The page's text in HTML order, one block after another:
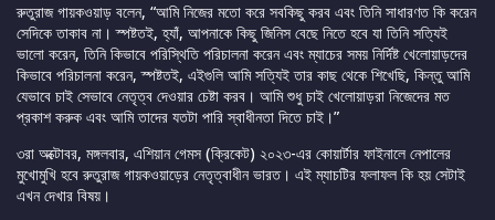
রুতুরাজ গায়কওয়াড় বলেন, “আমি নিজের মতো করে সবকিছু করব এবং তিনি সাধারণত কি করেন
সেদিকে তাকাব না। স্পষ্টতই, হ্যাঁ, আপনাকে কিছু জিনিস বেছে নিতে হবে যা তিনি সত্যিই
ভালো করেন, তিনি কিভাবে পরিস্থিতি পরিচালনা করেন এবং ম্যাচের সময় নির্দিষ্ট খেলোয়াড়দের
কিভাবে পরিচালনা করেন, স্পষ্টতই, এইগুলি আমি সত্যিই তার কাছ থেকে শিখেছি, কিন্তু আমি
যেভাবে চাই সেভাবে নেতৃত্ব দেওয়ার চেষ্টা করব। আমি শুধু চাই খেলোয়াড়রা নিজেদের মত
প্রকাশ করুক এবং আমি তাদের যতটা পারি স্বাধীনতা দিতে চাই।”
৩রা অক্টোবর, মঙ্গলবার, এশিয়ান গেমস (ক্রিকেট) ২০২৩-এর কোয়ার্টার ফাইনালে নেপালের
মুখোমুখি হবে রুতুরাজ গায়কওয়াড়ের নেতৃত্বাধীন ভারত। এই ম্যাচটির ফলাফল কি হয় সেটাই
এখন দেখার বিষয়।